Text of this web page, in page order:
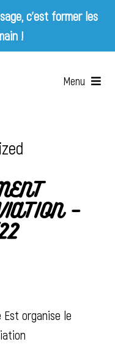
c’est former les
!
Menu
?
–
Est organise le